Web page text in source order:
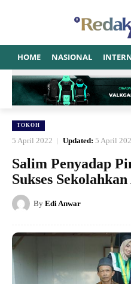
HOME NASIONAL
TOKOH
5 April 2022 Updated: 5 April
Salim Penyadap
Sukses
By Edi Anwar